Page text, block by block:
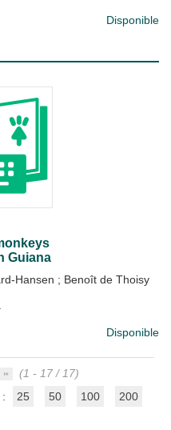
Disponible
Guiana
Hansen ; Benoît de Thoisy
Disponible
(1 - 17 / 17)
25 50 100 200